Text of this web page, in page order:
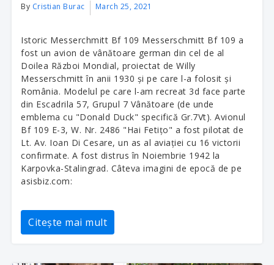
By Cristian Burac March 25, 2021
Istoric Messerchmitt Bf 109 Messerschmitt Bf 109 a
fost un avion de vânătoare german din cel de al
Doilea Război Mondial, proiectat de Willy
Messerschmitt în anii 1930 și pe care l-a folosit și
România. Modelul pe care l-am recreat 3d face parte
din Escadrila 57, Grupul 7 Vânătoare (de unde
emblema cu "Donald Duck" specifică Gr.7Vt). Avionul
Bf 109 E-3, W. Nr. 2486 "Hai Fetițo" a fost pilotat de
Lt. Av. Ioan Di Cesare, un as al aviației cu 16 victorii
confirmate. A fost distrus în Noiembrie 1942 la
Karpovka-Stalingrad. Câteva imagini de epocă de pe
asisbiz.com:
Citește mai mult